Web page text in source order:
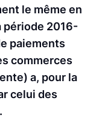
le même en
période 2016-
paiements
commerces
a, pour la
celui des